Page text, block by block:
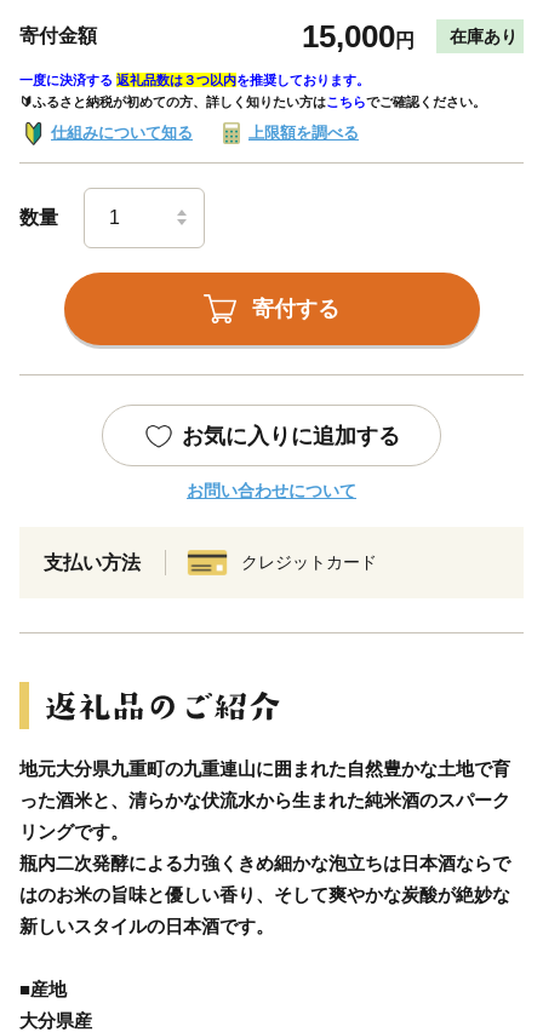
寄付金額 15,000円 在庫あり
一度に決済する 返礼品数は３つ以内を推奨しております。
🔰ふるさと納税が初めての方、詳しく知りたい方はこちらでご確認ください。
仕組みについて知る 上限額を調べる
数量
寄付する
お気に入りに追加する
お問い合わせについて
支払い方法 クレジットカード
地元大分県九重町の九重連山に囲まれた自然豊かな土地で育
った酒米と、清らかな伏流水から生まれた純米酒のスパーク
リングです。
瓶内二次発酵による力強くきめ細かな泡立ちは日本酒ならで
はのお米の旨味と優しい香り、そして爽やかな炭酸が絶妙な
新しいスタイルの日本酒です。
■産地
大分県産